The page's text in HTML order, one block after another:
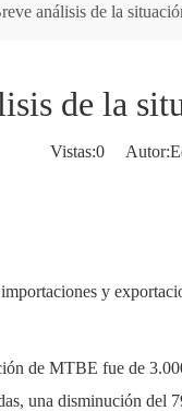
análisis de la
de la
Vistas:0
y
de MTBE fue de
una disminución del